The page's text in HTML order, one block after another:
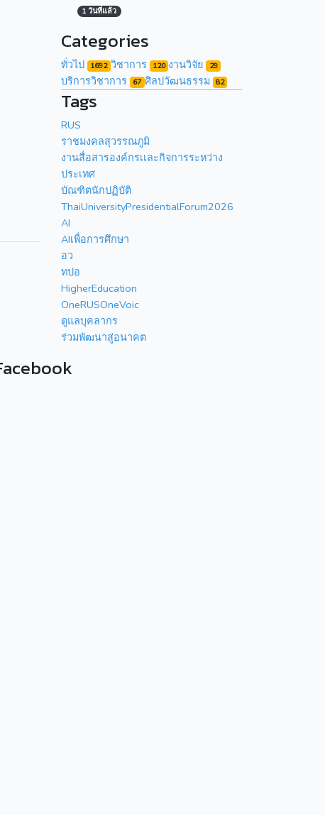
1 วันที่แล้ว
Categories
ทั่วไป 1692 วิชาการ 120 งานวิจัย 29
บริการวิชาการ 67 ศิลปวัฒนธรรม 82
Tags
RUS
ราชมงคลสุวรรณภูมิ
งานสื่อสารองค์กรเเละกิจการระหว่าง
ประเทศ
บัณฑิตนักปฏิบัติ
ThaiUniversityPresidentialForum2026
AI
AIเพื่อการศึกษา
อว
ทปอ
HigherEducation
OneRUSOneVoic
ดูแลบุคลากร
ร่วมพัฒนาสู่อนาคต